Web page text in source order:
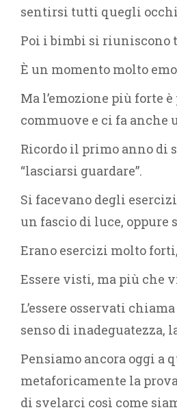
sentirsi tutti quegli occhi
Poi i bimbi si riuniscono
È un momento molto
Ma l’emozione più forte
commuove e ci fa anche
Ricordo il primo anno di
“lasciarsi guardare”.
Si facevano degli
un fascio di luce,
Erano esercizi molto
Essere visti, ma più che
L’essere osservati
senso di inadeguatezza,
Pensiamo ancora oggi a
metaforicamente la
di svelarci così come